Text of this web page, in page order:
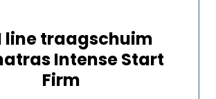
line traagschuim
Intense Start
Firm